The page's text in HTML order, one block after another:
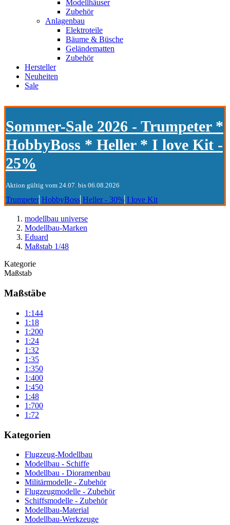
Modellhäuser
Zubehör
Anlagenbau
Elektroteile
Bäume & Büsche
Geländematten
Zubehör
Hersteller
Neuheiten
Sale
Sommer-Sale 2026 - Trumpeter *
HobbyBoss * Heller * I love Kit -
25%
Aktion gültig vom 24.07. bis 06.08.2026
Trumpeter HobbyBoss Heller - 30% I love Kit
modellbau universe
Modellbau-Marken
Eduard
Maßstab 1/48
Kategorie
Maßstab
Maßstäbe
1:144
1:18
1:200
1:24
1:32
1:35
1:350
1:400
1:450
1:48
1:700
1:72
Kategorien
Flugzeug-Modellbau
Modellbau - Schiffe
Modellbau - Dioramenbau
Militärmodelle - Zubehör
Flugzeugmodelle - Zubehör
Schiffsmodelle - Zubehör
Modellbau-Material
Modellbau-Werkzeuge